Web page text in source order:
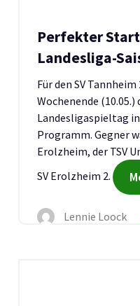
Perfekter
Landesliga-
Für den SV
Wochenende
Landesligaspieltag
Programm. Gegner
Erolzheim, der TSV
SV Erolzheim 2.
Lennie Loock